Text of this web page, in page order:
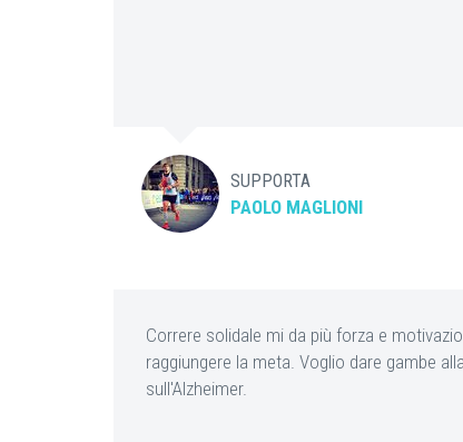
SUPPORTA
PAOLO MAGLIONI
Correre solidale mi da più forza e
raggiungere la meta. Voglio dare gambe
sull'Alzheimer.